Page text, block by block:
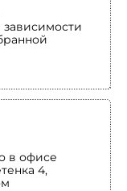
в офисе
4,